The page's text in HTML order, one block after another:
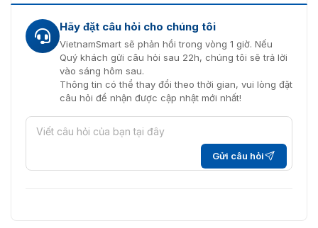
Hãy đặt câu hỏi cho chúng tôi
VietnamSmart sẽ phản hồi trong vòng 1 giờ. Nếu
Quý khách gửi câu hỏi sau 22h, chúng tôi sẽ trả lời
vào sáng hôm sau.
Thông tin có thể thay đổi theo thời gian, vui lòng đặt
câu hỏi để nhận được cập nhật mới nhất!
Gửi câu hỏi